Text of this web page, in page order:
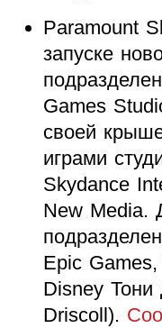
Paramount
запуске
Games
своей
играми
Skydance
New Media.
Epic
Disney Тони
Driscoll).